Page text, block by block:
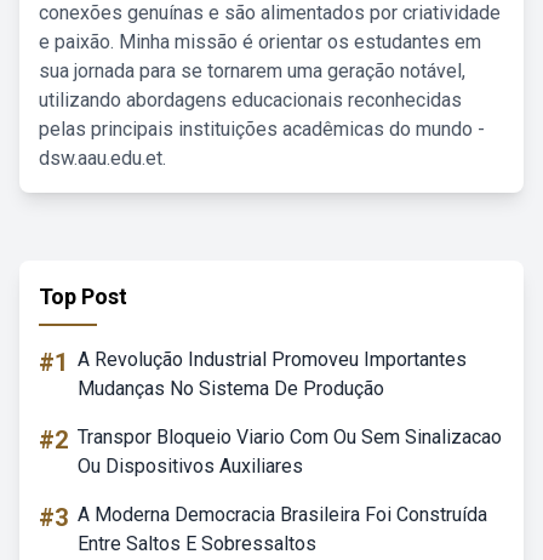
conexões genuínas e são alimentados por criatividade
e paixão. Minha missão é orientar os estudantes em
sua jornada para se tornarem uma geração notável,
utilizando abordagens educacionais reconhecidas
pelas principais instituições acadêmicas do mundo -
dsw.aau.edu.et.
Top Post
#1 A Revolução Industrial Promoveu Importantes
Mudanças No Sistema De Produção
#2 Transpor Bloqueio Viario Com Ou Sem Sinalizacao
Ou Dispositivos Auxiliares
#3 A Moderna Democracia Brasileira Foi Construída
Entre Saltos E Sobressaltos